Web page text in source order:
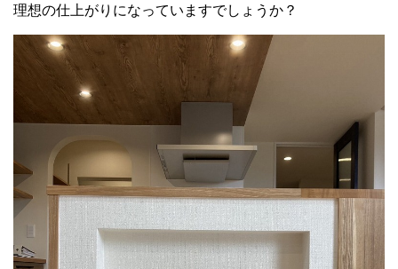
理想の仕上がりになっていますでしょうか？